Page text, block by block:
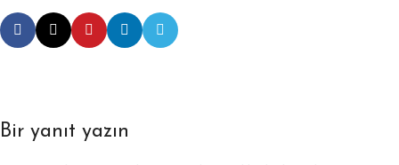
Bir yanıt yazın